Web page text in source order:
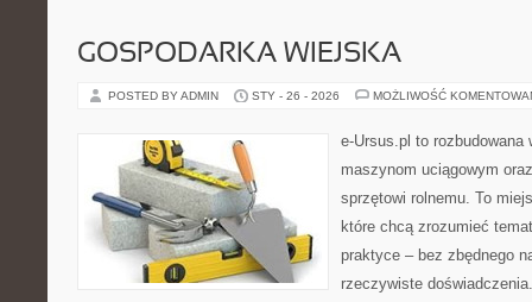
GOSPODARKA WIEJSKA
POSTED BY ADMIN STY - 26 - 2026 MOŻLIWOŚĆ
e-Ursus.pl to rozbudowana
maszynom uciągowym
sprzętowi rolnemu. To
które chcą zrozumieć
praktyce – bez zbędnego
rzeczywiste